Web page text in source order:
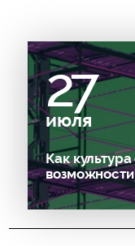
27
июля
Как